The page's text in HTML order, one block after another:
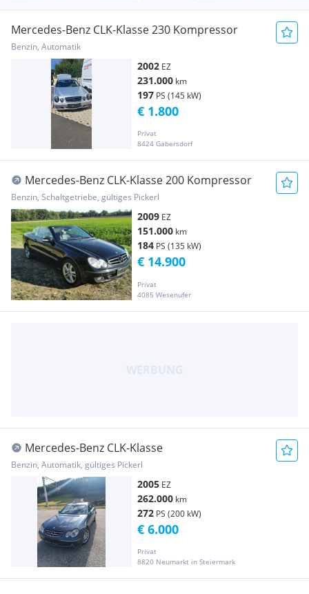
Mercedes-Benz CLK-Klasse 230 Kompressor
Benzin, Automatik
2002 EZ
231.000 km
197 PS (145 kW)
Privat
8424 Gabersdorf
€ 1.800
Mercedes-Benz CLK-Klasse 200 Kompressor
Benzin, Schaltgetriebe, gültiges Pickerl
2009 EZ
151.000 km
184 PS (135 kW)
Privat
4085 Wesenufer
€ 14.900
Mercedes-Benz CLK-Klasse
Benzin, Automatik, gültiges Pickerl
2005 EZ
262.000 km
272 PS (200 kW)
Privat
8820 Neumarkt in Steiermark
€ 6.000